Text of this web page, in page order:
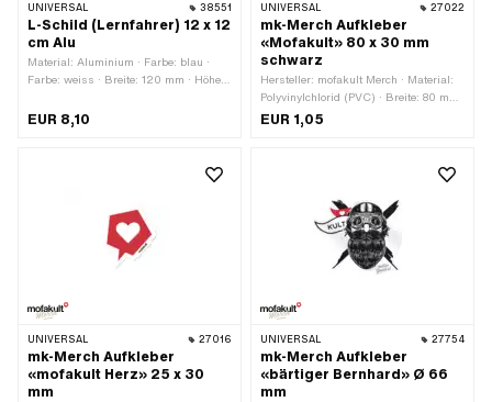
UNIVERSAL 38551
L-Schild (Lernfahrer) 12 x 12
cm Alu
Material: Aluminium · Farbe: blau ·
Farbe: weiss · Breite: 120 mm · Höhe:
EUR 8,10
UNIVERSAL 27022
mk-Merch Aufkleber
«Mofakult» 80 x 30 mm
schwarz
Hersteller: mofakult Merch · Material:
Polyvinylchlorid (PVC) · Breite: 80 mm
· Höhe: 30 mm · Beschaffenheit
Rückseite: Klebstoff · Verwendungsort:
EUR 1,05
UNIVERSAL 27016
mk-Merch Aufkleber
«mofakult Herz» 25 x 30
mm
UNIVERSAL 27754
mk-Merch Aufkleber
«bärtiger Bernhard» Ø 66
mm